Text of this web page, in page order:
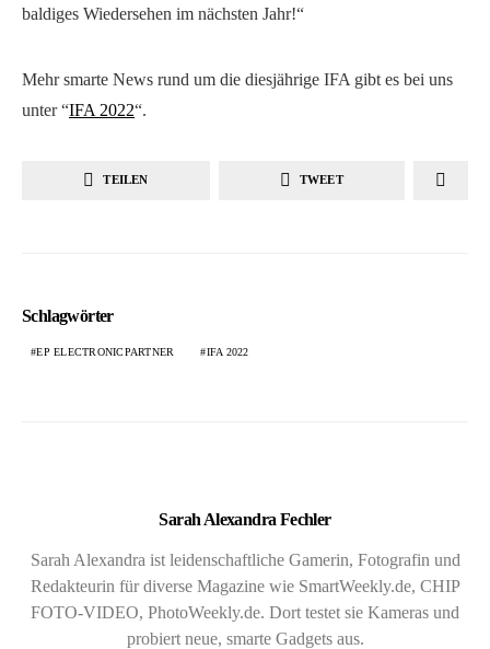
baldiges Wiedersehen im nächsten Jahr!“
Mehr smarte News rund um die diesjährige IFA gibt es bei uns
unter “IFA 2022“.
TEILEN TWEET
Schlagwörter
EP ELECTRONICPARTNER IFA 2022
Sarah Alexandra Fechler
Sarah Alexandra ist leidenschaftliche Gamerin, Fotografin und
Redakteurin für diverse Magazine wie SmartWeekly.de, CHIP
FOTO-VIDEO, PhotoWeekly.de. Dort testet sie Kameras und
probiert neue, smarte Gadgets aus.